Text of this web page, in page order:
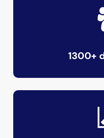
1300+